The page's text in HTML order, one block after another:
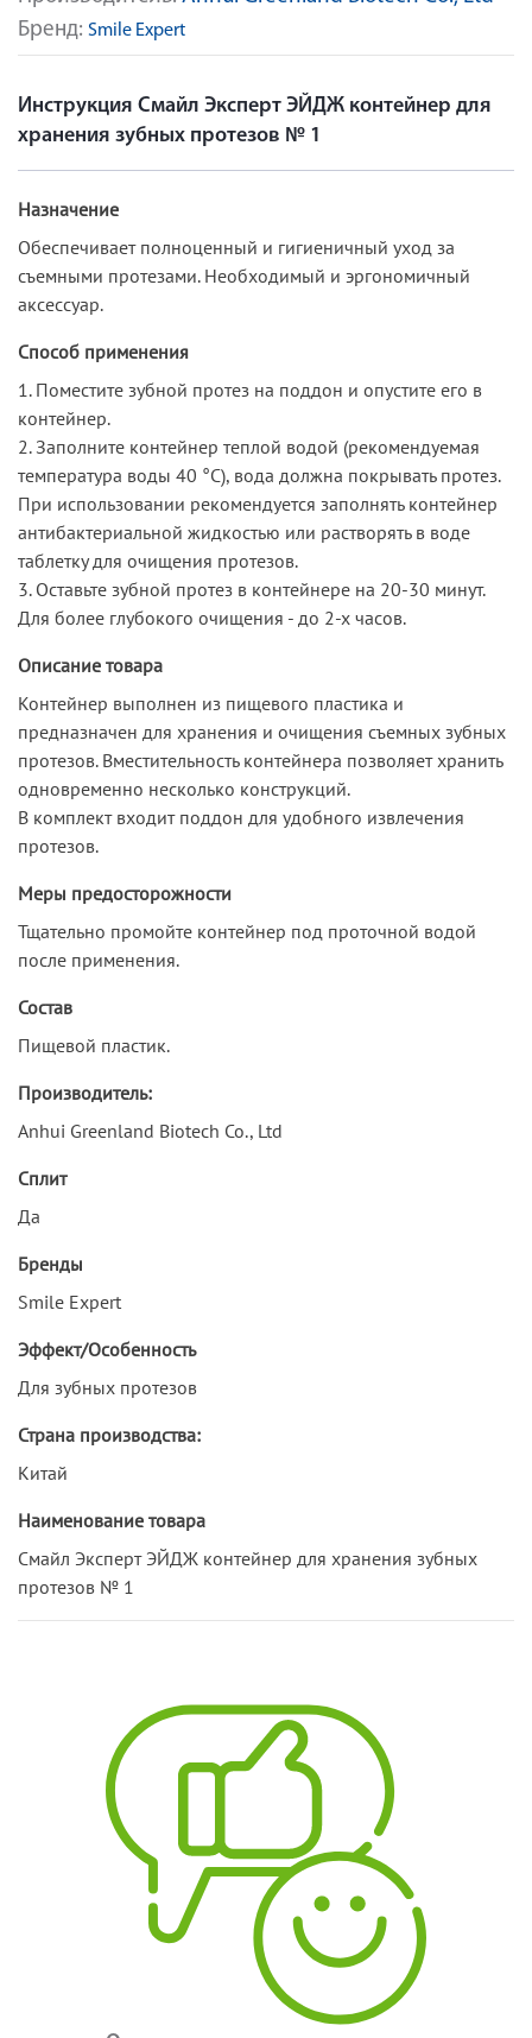
Бренд: Smile Expert
Инструкция Смайл Эксперт ЭЙДЖ контейнер для
хранения зубных протезов № 1
Назначение
Обеспечивает полноценный и гигиеничный уход за
съемными протезами. Необходимый и эргономичный
аксессуар.
Способ применения
1. Поместите зубной протез на поддон и опустите его в
контейнер.
2. Заполните контейнер теплой водой (рекомендуемая
температура воды 40 °С), вода должна покрывать протез.
При использовании рекомендуется заполнять контейнер
антибактериальной жидкостью или растворять в воде
таблетку для очищения протезов.
3. Оставьте зубной протез в контейнере на 20-30 минут.
Для более глубокого очищения - до 2-х часов.
Описание товара
Контейнер выполнен из пищевого пластика и
предназначен для хранения и очищения съемных зубных
протезов. Вместительность контейнера позволяет хранить
одновременно несколько конструкций.
В комплект входит поддон для удобного извлечения
протезов.
Меры предосторожности
Тщательно промойте контейнер под проточной водой
после применения.
Состав
Пищевой пластик.
Производитель:
Anhui Greenland Biotech Co., Ltd
Сплит
Да
Бренды
Smile Expert
Эффект/Особенность
Для зубных протезов
Страна производства:
Китай
Наименование товара
Смайл Эксперт ЭЙДЖ контейнер для хранения зубных
протезов № 1